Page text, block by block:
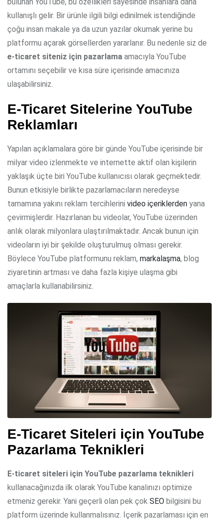
kullanışlı gelir. Bir ürünle ilgili bilgi edinilmek istendiğinde
çoğu insan makale ya da uzun yazılar okumak yerine bu
platformu açarak görsellerden yararlanır. Bu nedenle siz de
e-ticaret siteniz için pazarlama amacıyla YouTube
ortamını seçebilir ve kısa süre içerisinde amacınıza
ulaşabilirsiniz.
E-Ticaret Sitelerine YouTube
Reklamları
Yapılan açıklamalara göre bir günde YouTube içerisinde bir
milyar video izlenmekte ve internette aktif olan kişilerin
yaklaşık üçte biri YouTube kullanıcısı olarak geçmektedir.
Bunun etkisiyle birlikte pazarlamacıların neredeyse
tamamına yakını reklam tercihlerini video içeriklerden yana
çevirmişlerdir. Hazırlanan bu videolar, YouTube üzerinden
anlık olarak milyonlara ulaştırılmaktadır. Ancak bunun için
videoların iyi bir şekilde oluşturulmuş olması gerekir.
Böylece YouTube platformunu reklam, markalaşma, blog
ziyaretinin artması ve daha fazla kişiye ulaşma gibi
amaçlarla kullanabilirsiniz.
E-Ticaret Siteleri için YouTube
Pazarlama Teknikleri
E-ticaret siteleri için YouTube pazarlama teknikleri
kullanacağınızda ilk olarak YouTube kanalınızı optimize
etmeniz gerekir. Yani geçerli olan pek çok SEO bilgisini bu
platform üzerinde kullanmalısınız. İçerik pazarlaması için en